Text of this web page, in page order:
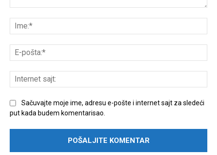
komentar:
Sačuvajte moje ime, adresu e-pošte i internet sajt za sledeći
put kada budem komentarisao.